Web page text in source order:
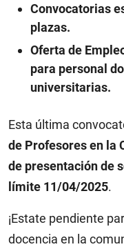
Convocatorias
plazas.
Oferta de
para personal
universitarias.
Esta última
de Profesores en la
de presentación de
límite 11/04/2025.
¡Estate pendiente
docencia en la